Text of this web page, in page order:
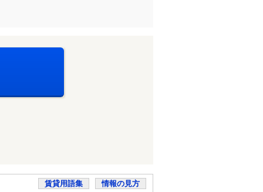
賃貸用語集 情報の見方